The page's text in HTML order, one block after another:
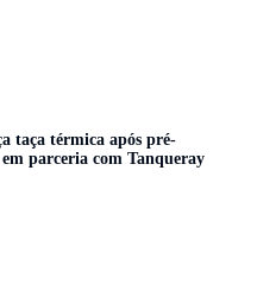
taça térmica após pré-
parceria com Tanqueray